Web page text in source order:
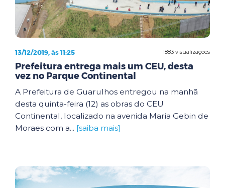
1883 visualizações
13/12/2019, às 11:25
Prefeitura entrega mais um CEU, desta
vez no Parque Continental
A Prefeitura de Guarulhos entregou na manhã
desta quinta-feira (12) as obras do CEU
Continental, localizado na avenida Maria Gebin de
Moraes com a... [saiba mais]